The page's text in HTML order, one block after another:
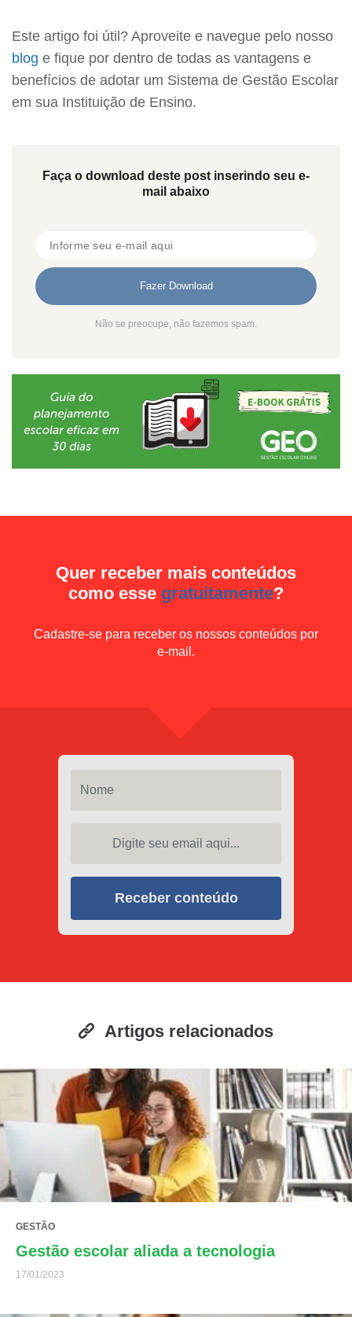
Este artigo foi útil? Aproveite e navegue pelo nosso
blog e fique por dentro de todas as vantagens e
benefícios de adotar um Sistema de Gestão Escolar
em sua Instituição de Ensino.
Faça o download deste post inserindo seu e-
mail abaixo
Não se preocupe, não fazemos spam.
Quer receber mais conteúdos
como esse gratuitamente?
Cadastre-se para receber os nossos conteúdos por
e-mail.
Receber conteúdo
Artigos relacionados
GESTÃO
Gestão escolar aliada a tecnologia
17/01/2023